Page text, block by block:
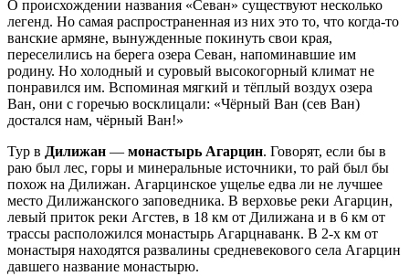
О происхождении названия «Севан» существуют несколько
легенд. Но самая распространенная из них это то, что когда-то
ванские армяне, вынужденные покинуть свои края,
переселились на берега озера Севан, напоминавшие им
родину. Но холодный и суровый высокогорный климат не
понравился им. Вспоминая мягкий и тёплый воздух озера
Ван, они с горечью восклицали: «Чёрный Ван (сев Ван)
достался нам, чёрный Ван!»
Тур в Дилижан — монастырь Агарцин. Говорят, если бы в
раю был лес, горы и минеральные источники, то рай был бы
похож на Дилижан. Агарцинское ущелье едва ли не лучшее
место Дилижанского заповедника. В верховье реки Агарцин,
левый приток реки Агстев, в 18 км от Дилижана и в 6 км от
трассы расположился монастырь Агарцнаванк. В 2-x км от
монастыря находятся развалины средневекового села Агарцин
давшего название монастырю.